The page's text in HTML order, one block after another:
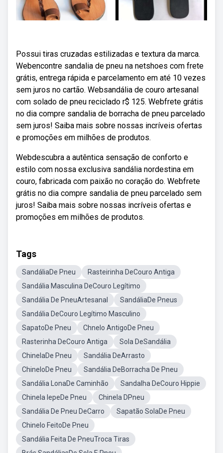
Possui tiras cruzadas estilizadas e textura da marca.
Webencontre sandalia de pneu na netshoes com frete
grátis, entrega rápida e parcelamento em até 10 vezes
sem juros no cartão. Websandália de couro artesanal
com solado de pneu reciclado r$ 125. Webfrete grátis
no dia compre sandalia de borracha de pneu parcelado
sem juros! Saiba mais sobre nossas incríveis ofertas
e promoções em milhões de produtos.
Webdescubra a autêntica sensação de conforto e
estilo com nossa exclusiva sandália nordestina em
couro, fabricada com paixão no coração do. Webfrete
grátis no dia compre sandalia de pneu parcelado sem
juros! Saiba mais sobre nossas incríveis ofertas e
promoções em milhões de produtos.
Tags
SandáliaDe Pneu
Rasteirinha DeCouro Antiga
Sandália Masculina DeCouro Legítimo
Sandália De PneuArtesanal
SandáliaDe Pneus
Sandália DeCouro Legítimo Masculino
SapatoDe Pneu
Chnelo AntigoDe Pneu
Rasterinha DeCouro Antiga
Sola DeSandália
ChinelaDe Pneu
Sandália DeArrasto
ChineloDe Pneu
Sandália DeBorracha De Pneu
Sandália LonaDe Caminhão
Sandalha DeCouro Hippie
Chinela IepeDe Pneu
Chinela DPneu
Sandália De Pneu DeCarro
Sapatão SolaDe Pneu
Chinelo FeitoDe Pneu
Sandália Feita De PneuTroca Tiras